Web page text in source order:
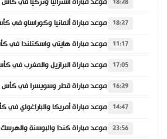
18:28
18:27
11:17
17:05
16:29
14:47
23:56